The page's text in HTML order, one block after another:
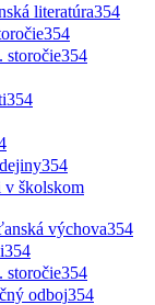
literatúra354
354
storočie354
354
354
v školskom
výchova354
354
storočie354
odboj354